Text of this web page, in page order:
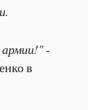
армии!"-
в